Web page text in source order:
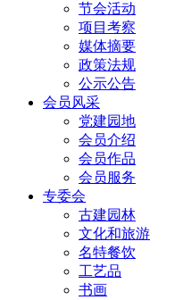
节会活动
项目考察
媒体摘要
政策法规
公示公告
会员风采
党建园地
会员介绍
会员作品
会员服务
专委会
古建园林
文化和旅游
名特餐饮
工艺品
书画